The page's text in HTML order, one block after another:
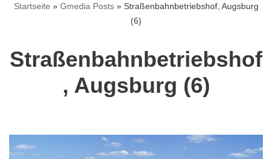
Startseite » Gmedia Posts» Straßenbahnbetriebshof, Augsburg
(6)
Straßenbahnbetriebshof
, Augsburg (6)